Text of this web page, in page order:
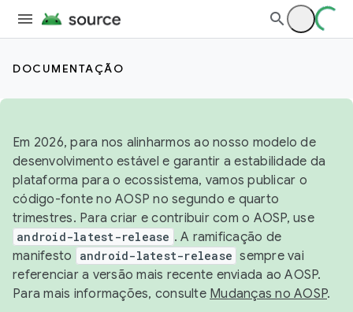
DOCUMENTAÇÃO
Em 2026, para nos alinharmos ao nosso modelo de
desenvolvimento estável e garantir a estabilidade da
plataforma para o ecossistema, vamos publicar o
código-fonte no AOSP no segundo e quarto
trimestres. Para criar e contribuir com o AOSP, use
android-latest-release . A ramificação de
manifesto
android-latest-release sempre vai
referenciar a versão mais recente enviada ao AOSP.
Para mais informações, consulte Mudanças no AOSP.